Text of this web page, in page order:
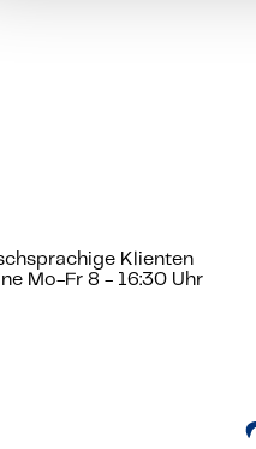
Klienten
Mo-Fr 8 - 16:30 Uhr